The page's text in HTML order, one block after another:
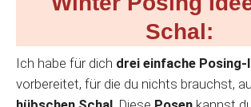
Schal:
Ich habe für dich drei einfache Posing-
vorbereitet, für die du nichts brauchst,